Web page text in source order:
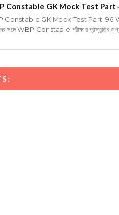
Constable GK Mock Test
Constable GK Mock Test Part-96
সঙ্গে WBP Constable পরীক্ষার প্রস্তুতির